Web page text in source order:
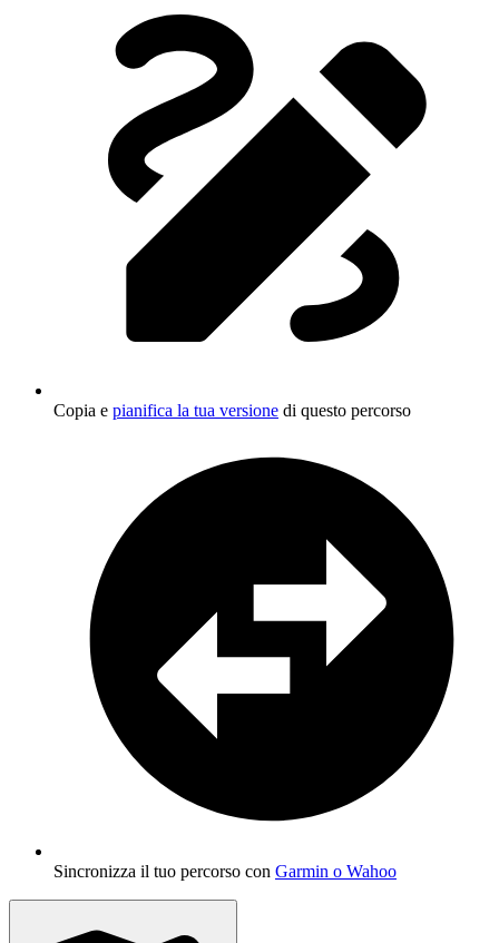
Copia e pianifica la tua versione di questo percorso
Sincronizza il tuo percorso con Garmin o Wahoo